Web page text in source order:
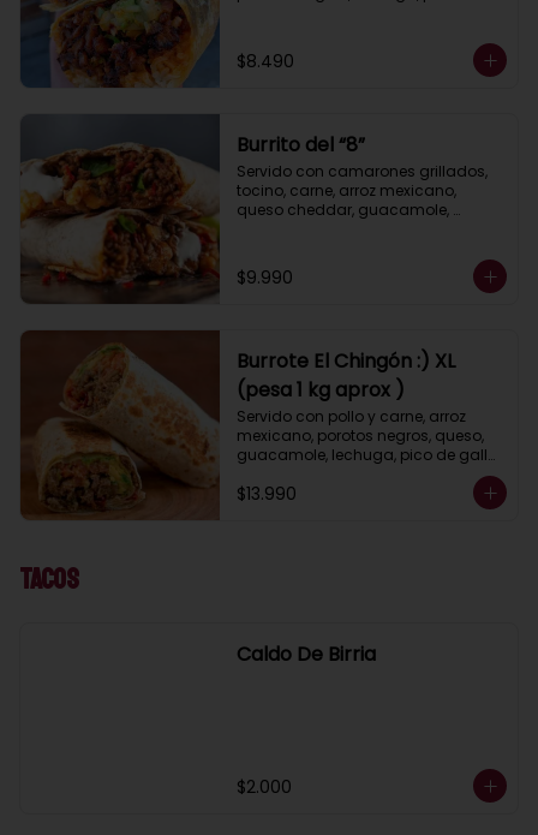
ácida).
$8.490
Burrito del “8”
Servido con camarones grillados,
tocino, carne, arroz mexicano,
queso cheddar, guacamole,
ácida).
$9.990
Burrote El Chingón :) XL
(pesa 1 kg aprox )
Servido con pollo y carne, arroz
mexicano, porotos negros, queso,
guacamole, lechuga, pico de gallo,
pimiento y cebolla asados, salsa
ranch (crema ácida).
$13.990
Tacos
Caldo De Birria
$2.000